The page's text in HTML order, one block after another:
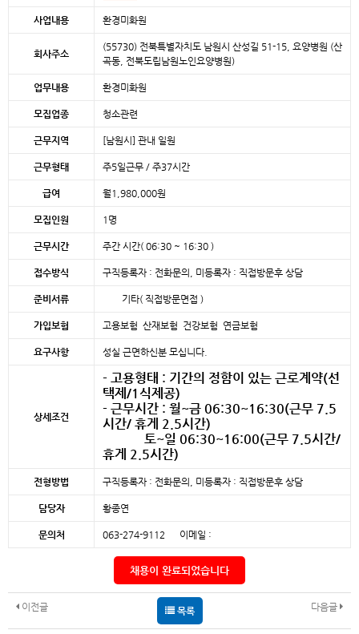
사업내용 환경미화원
회사주소
(55730) 전북특별자치도 남원시 산성길 51-15, 요양병원 (산
곡동, 전북도립남원노인요양병원)
업무내용 환경미화원
모집업종 청소관련
근무지역 [남원시] 관내 일원
근무형태 주5일근무 / 주37시간
급여 월1,980,000원
모집인원 1명
근무시간 주간 시간( 06:30 ~ 16:30 )
접수방식 구직등록자 : 전화문의, 미등록자 : 직접방문후 상담
준비서류 기타( 직접방문면접 )
가입보험 고용보험 산재보험 건강보험 연금보험
요구사항 성실 근면하신분 모십니다.
상세조건
- 고용형태 : 기간의 정함이 있는 근로계약(선
택제/1식제공)
- 근무시간 : 월~금 06:30~16:30(근무 7.5
시간/ 휴게 2.5시간)
토~일 06:30~16:00(근무 7.5시간/
휴게 2.5시간)
전형방법 구직등록자 : 전화문의, 미등록자 : 직접방문후 상담
담당자 황종연
문의처 063-274-9112 이메일 :
채용이 완료되었습니다
이전글 다음글
목록